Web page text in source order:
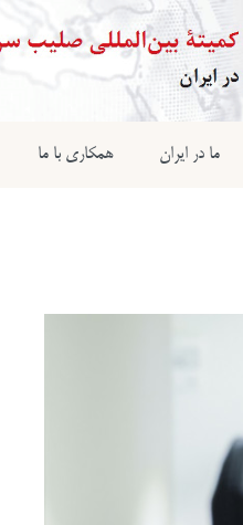
ما در ایران همکاری با ما